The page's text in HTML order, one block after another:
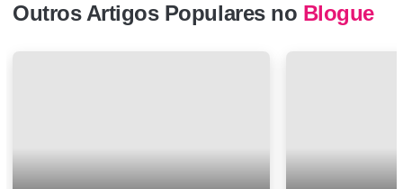
Outros Artigos Populares no Blogue